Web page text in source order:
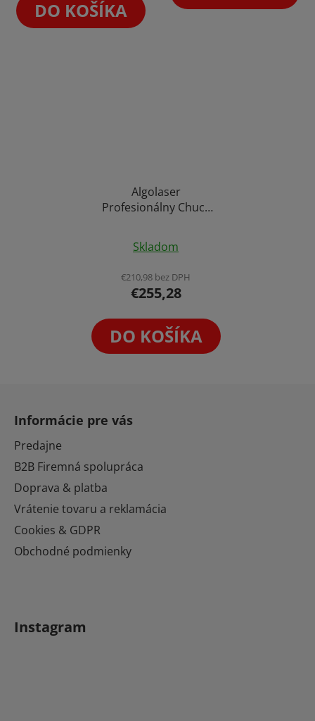
DO KOŠÍKA
Algolaser
Profesionálny Chuck
Predmety pre CNC
Gravírky Ploter
hodnotenie
produktu
je
z
Skladom
€210,98 bez DPH
€255,28
DO KOŠÍKA
Informácie pre vás
Predajne
B2B Firemná spolupráca
Doprava & platba
Vrátenie tovaru a reklamácia
Cookies & GDPR
Obchodné podmienky
Instagram